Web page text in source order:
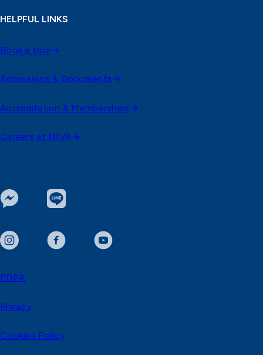
HELPFUL LINKS
Book a tour
Admissions & Documents
Accreditation & Memberships
Careers at NIVA
PDPA
Privacy
Cookies Policy